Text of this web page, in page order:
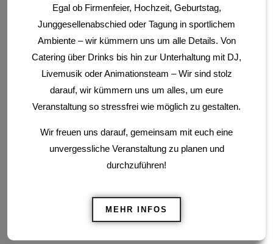
Egal ob Firmenfeier, Hochzeit, Geburtstag,
Junggesellenabschied oder Tagung in sportlichem
Ambiente – wir kümmern uns um alle Details. Von
Catering über Drinks bis hin zur Unterhaltung mit DJ,
Livemusik oder Animationsteam –Wir sind stolz
darauf, wir kümmern uns um alles, um eure
Veranstaltung so stressfrei wie möglich zu gestalten.
Wir freuen uns darauf, gemeinsam mit euch eine
unvergessliche Veranstaltung zu planen und
durchzuführen!
MEHR INFOS